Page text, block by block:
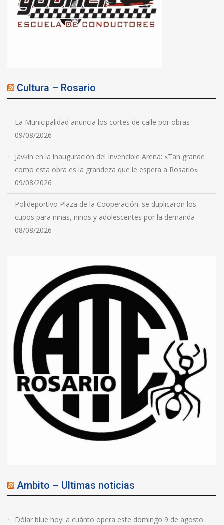
Cultura – Rosario
La Municipalidad anuncia los cortes de calle por obras
09/08/2026
Javkin en la inauguración del Invencible Arena: «Tan grande
como esta obra es la grandeza que le espera a Rosario»
09/08/2026
Polideportivo Plaza de la Cooperación: se duplicaron los
cupos para niñas, niños y adolescentes por la demanda
08/08/2026
Ambito – Ultimas noticias
Dólar blue hoy: a cuánto opera este domingo 9 de agosto